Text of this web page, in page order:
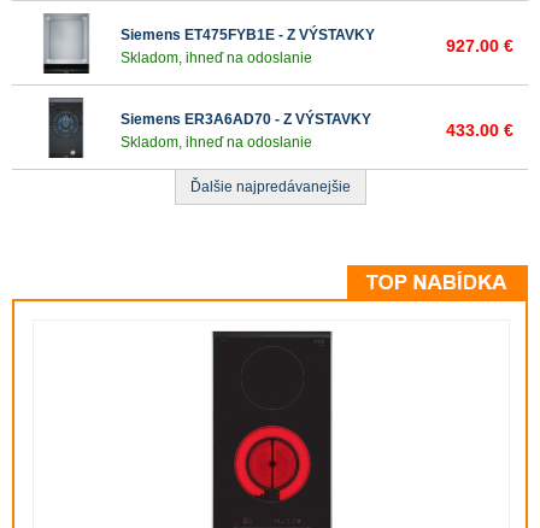
Siemens ET475FYB1E - Z VÝSTAVKY
Skladom, ihneď na odoslanie
927.00 €
Siemens ER3A6AD70 - Z VÝSTAVKY
Skladom, ihneď na odoslanie
433.00 €
Ďalšie najpredávanejšie